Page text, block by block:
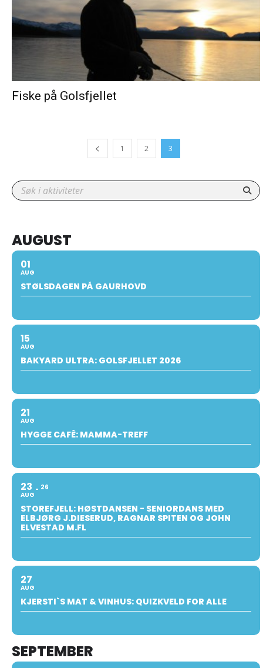
Fiske på Golsfjellet
1 2 3
AUGUST
01
AUG
STØLSDAGEN PÅ GAURHOVD
15
AUG
BAKYARD ULTRA: GOLSFJELLET 2026
21
AUG
HYGGE CAFÈ: MAMMA-TREFF
23
AUG
26
STOREFJELL: HØSTDANSEN - SENIORDANS MED
ELBJØRG J.DIESERUD, RAGNAR SPITEN OG JOHN
ELVESTAD M.FL
27
AUG
KJERSTI`S MAT & VINHUS: QUIZKVELD FOR ALLE
SEPTEMBER